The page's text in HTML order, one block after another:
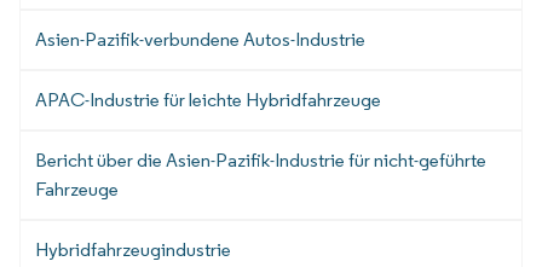
Asien-Pazifik-verbundene Autos-Industrie
APAC-Industrie für leichte Hybridfahrzeuge
Bericht über die Asien-Pazifik-Industrie für nicht-geführte
Fahrzeuge
Hybridfahrzeugindustrie